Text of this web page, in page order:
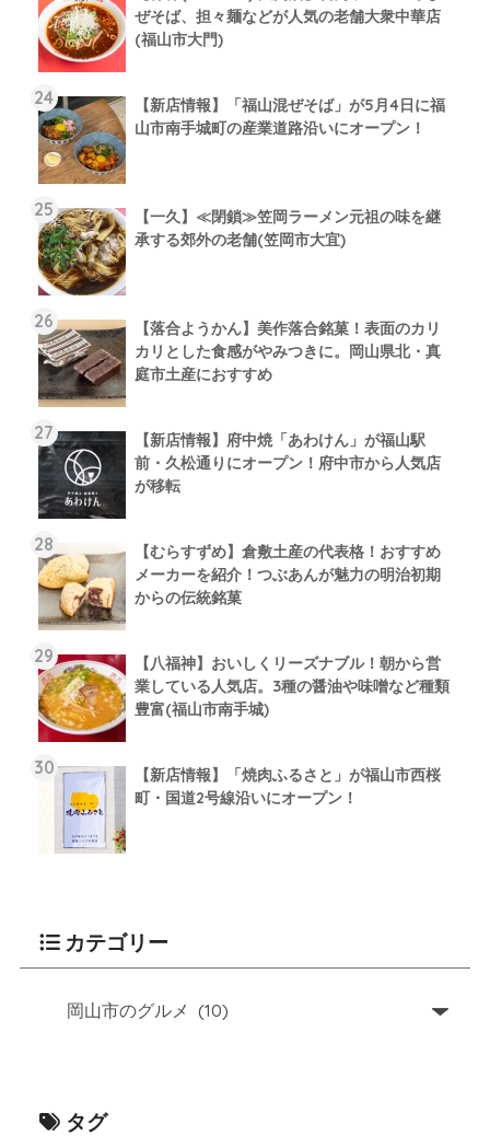
ぜそば、担々麺などが人気の老舗大衆中華店
(福山市大門)
【新店情報】「福山混ぜそば」が5月4日に福
山市南手城町の産業道路沿いにオープン！
【一久】≪閉鎖≫笠岡ラーメン元祖の味を継
承する郊外の老舗(笠岡市大宜)
【落合ようかん】美作落合銘菓！表面のカリ
カリとした食感がやみつきに。岡山県北・真
庭市土産におすすめ
【新店情報】府中焼「あわけん」が福山駅
前・久松通りにオープン！府中市から人気店
が移転
【むらすずめ】倉敷土産の代表格！おすすめ
メーカーを紹介！つぶあんが魅力の明治初期
からの伝統銘菓
【八福神】おいしくリーズナブル！朝から営
業している人気店。3種の醤油や味噌など種類
豊富(福山市南手城)
【新店情報】「焼肉ふるさと」が福山市西桜
町・国道2号線沿いにオープン！
カテゴリー
タグ